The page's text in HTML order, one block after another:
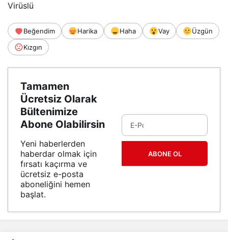
Virüslü
Beğendim Harika Haha Vay
Üzgün
Kızgın
Tamamen
Ücretsiz Olarak
Bültenimize
Abone Olabilirsin
Yeni haberlerden
haberdar olmak için
fırsatı kaçırma ve
ücretsiz e-posta
aboneliğini hemen
başlat.
ABONE OL